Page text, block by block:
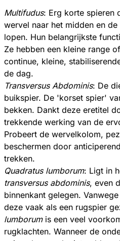
Multifudus: Erg korte spieren
wervel naar het midden en
lopen. Hun belangrijkste
Ze hebben een kleine range
continue, kleine,
de dag.
Transversus Abdominis: De
buikspier. De 'korset spier'
bekken. Dankt deze eretitel
trekkende werking van de
Probeert de wervelkolom,
beschermen door
trekken.
Quadratus lumborum: Ligt in
transversus abdominis, even
binnenkant gelegen.
deze vaak als een rugspier
lumborumis een veel
rugklachten. Wanneer de